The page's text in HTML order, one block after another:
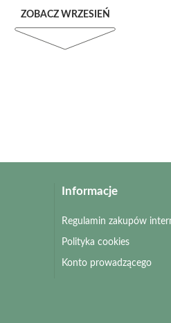
ZOBACZ WRZESIEŃ
Informacje
Regulamin zakupów
Polityka cookies
Konto prowadzącego